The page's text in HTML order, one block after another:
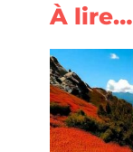
À lire…